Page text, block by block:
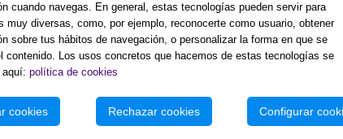
DE TERAPIAS DEL
REIKI CEAAN
CÁNCER Y REIKI
cuando navegas. En general, estas tecnologías pueden servir para
muy diversas, como, por ejemplo, reconocerte como usuario, obtener
sobre tus hábitos de navegación, o personalizar la forma en que se
contenido. Los usos concretos que hacemos de estas tecnologías se
aquí: política de cookies
cookies Rechazar cookies Configurar